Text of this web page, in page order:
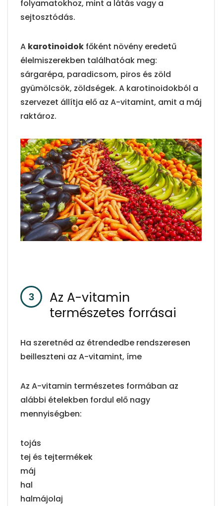
folyamatokhoz, mint a látás vagy a
sejtosztódás.
A karotinoidok főként növény eredetű
élelmiszerekben találhatóak meg:
sárgarépa, paradicsom, piros és zöld
gyümölcsök, zöldségek. A karotinoidokból a
szervezet állítja elő az A-vitamint, amit a máj
raktároz.
Az A-vitamin
természetes forrásai
Ha szeretnéd az étrendedbe rendszeresen
beilleszteni az A-vitamint, íme
Az A-vitamin természetes formában az
alábbi ételekben fordul elő nagy
mennyiségben:
tojás
tej és tejtermékek
máj
hal
halmájolaj